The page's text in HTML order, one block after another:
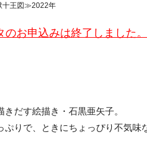
十王図≫2022年
のお申込みは終了しました。
だす絵描き・石黒亜矢子。
りで、ときにちょっぴり不気